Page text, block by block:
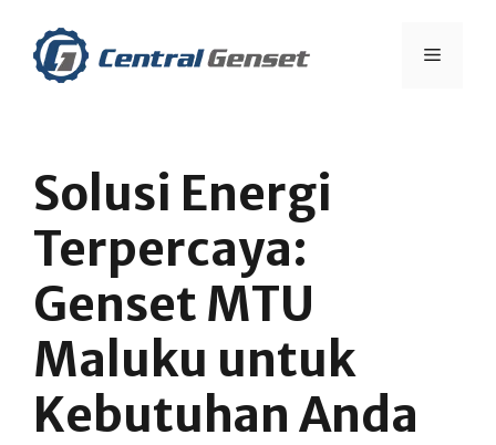
content
Menu
Solusi Energi
Terpercaya:
Genset MTU
Maluku untuk
Kebutuhan Anda